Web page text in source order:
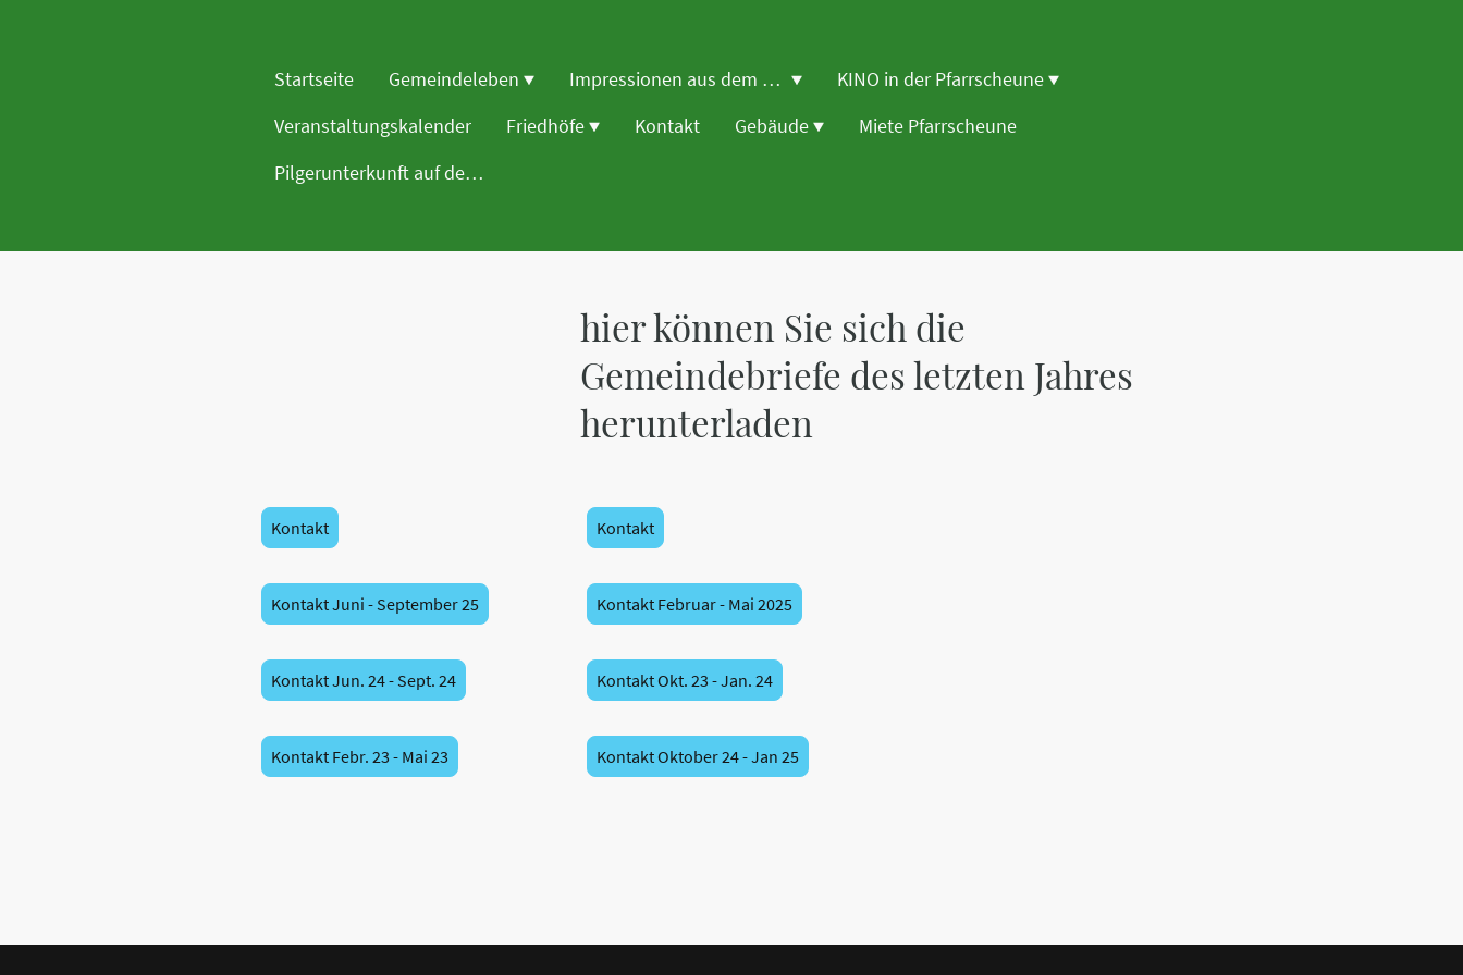
Startseite Gemeindeleben Impressionen aus dem Gemeindeleben
KINO in der Pfarrscheune
Veranstaltungskalender
Friedhöfe Kontakt Gebäude
Miete Pfarrscheune
Pilgerunterkunft auf dem Birgittenweg
hier können Sie sich die
Gemeindebriefe des letzten Jahres
herunterladen
Kontakt
Kontakt Juni - September 25
Kontakt
Kontakt Februar - Mai 2025
Kontakt Jun. 24 - Sept. 24
Kontakt Febr. 23 - Mai 23
Kontakt Okt. 23 - Jan. 24
Kontakt Oktober 24 - Jan 25